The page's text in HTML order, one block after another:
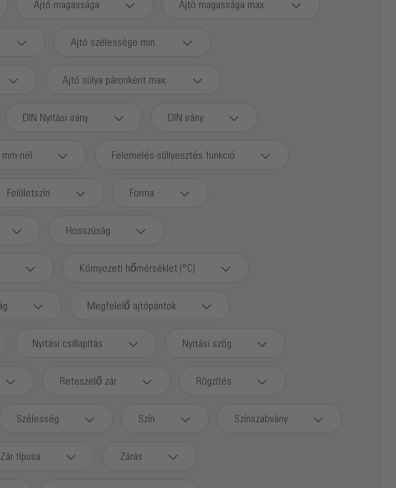
Ajtó magassága Ajtó magassága max.
Ajtó szélessége min.
Ajtó súlya páronként max.
DIN Nyitási irány DIN irány
nél Felemelés-süllyesztés funkció
Felületszín Forma
Hosszúság
Környezeti hőmérséklet (°C)
Megfelelő ajtópántok
Nyitási csillapítás Nyitási szög
Reteszelő zár Rögzítés
Szélesség Szín Színszabvány
Zár típusa Zárás